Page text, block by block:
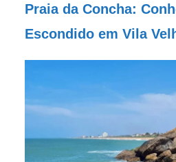
Praia da Concha:
Escondido em Vila